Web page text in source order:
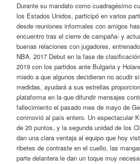
Durante su mandato como cuadragésimo
los Estados Unidos, participó en varios
desde reuniones informales con amigos
encuentro tras el cierre de campaña- y
buenas relaciones con jugadores,
NBA. 2017 Debut en la fase de
2019 con los partidos ante Bulgaria y
miedo a que algunos decidieran no acudir
medidas, ayudará a sus estrellas
plataforma en la que difundir mensajes
fallecimiento el pasado mes de mayo de
conmovió al país entero. Un espectacular
de 20 puntos, y la segunda unidad de los
dan una clara ventaja al equipo que hoy
ribetes de contraste en el cuello, las
parte delantera le dan un toque muy